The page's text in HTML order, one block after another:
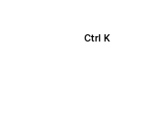
Ctrl K